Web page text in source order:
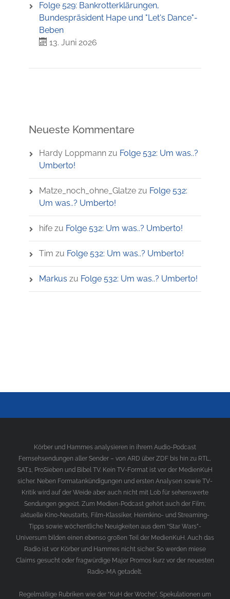
Folge 529: Bankrotterklärungen,
Bundespräsident Hape und "Let's Dance"-
Beben
13. Juni 2026
Neueste Kommentare
Hardy Loppmannzu Folge 532: Um was..?
Umberto!
Matze_noch_ohne_Glatzezu Folge 532:
Um was..? Umberto!
hifezu Folge 532: Um was..? Umberto!
Tim zu Folge 532: Um was..? Umberto!
Markus zu Folge 532: Um was..? Umberto!
Körber und Hammes analysieren in ihrem Audio-Podcast
Fernsehsendungen aller Sender – von ARD über ZDF bis hin zu RTL,
SAT.1, ProSieben und Bibel TV. Kein TV-Format ist vor der MedienKuH
sicher. Neben Formatankündigungen und ersten Analysen sowie TV-
Kritik wird auf der Weide aber auch nicht mit Lob für sehenswerte
Sendungen gegeizt. Zum Medien-Podcast gehört auch der Film;
aktuelle Kino-Neustarts, Film-Klassiker, Heimkino- und Streaming-
Tipps sowie wöchentliche Neuigkeiten aus dem “Star Wars”-
Universum bilden einen ebenso großen Teil der MedienKuH. Auch das
Radio ist vor Körber und Hammes nicht sicher. So werden miese
Claims gesucht oder fragwürdige Major Promos kurz vor der neuesten
Radio-MA getadelt.
Regelmäßige Rubriken wie der “KuH der Woche”, Spekulationen um